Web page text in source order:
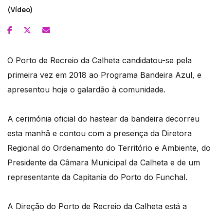
(Vídeo)
O Porto de Recreio da Calheta candidatou-se pela
primeira vez em 2018 ao Programa Bandeira Azul, e
apresentou hoje o galardão à comunidade.
A cerimónia oficial do hastear da bandeira decorreu
esta manhã e contou com a presença da Diretora
Regional do Ordenamento do Território e Ambiente, do
Presidente da Câmara Municipal da Calheta e de um
representante da Capitania do Porto do Funchal.
A Direção do Porto de Recreio da Calheta está a